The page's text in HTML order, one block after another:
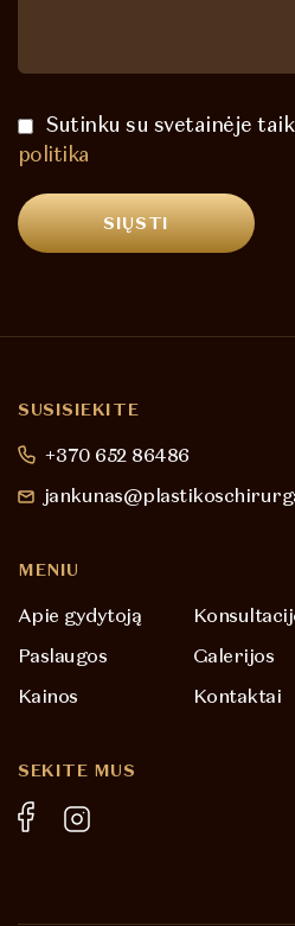
Sutinku su svetainėje
politika
SUSISIEKITE
+370 652 86486
MENIU
Apie gydytoją
Paslaugos
Galerijos
Kainos
Kontaktai
SEKITE MUS